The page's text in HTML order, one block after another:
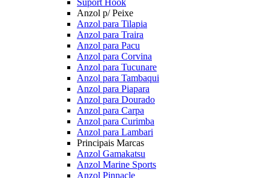
Suport Hook
Anzol p/ Peixe
Anzol para Tilapia
Anzol para Traira
Anzol para Pacu
Anzol para Corvina
Anzol para Tucunare
Anzol para Tambaqui
Anzol para Piapara
Anzol para Dourado
Anzol para Carpa
Anzol para Curimba
Anzol para Lambari
Principais Marcas
Anzol Gamakatsu
Anzol Marine Sports
Anzol Pinnacle